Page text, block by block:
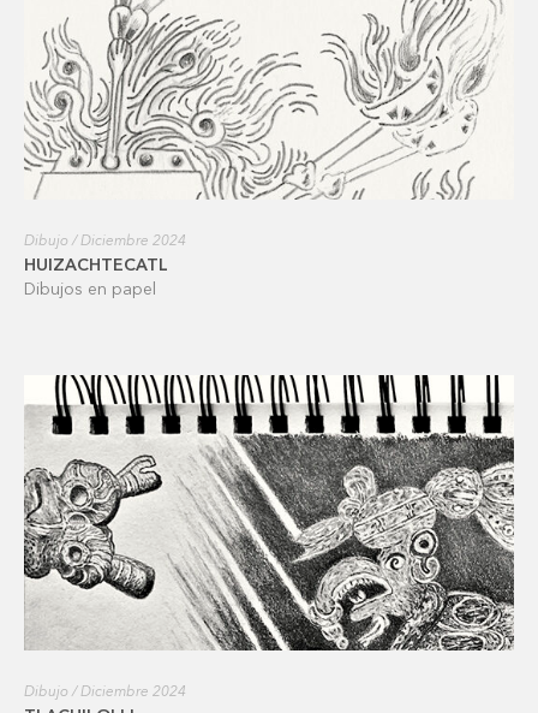
Dibujo / Diciembre 2024
HUIZACHTECATL
Dibujos en papel
Dibujo / Diciembre 2024